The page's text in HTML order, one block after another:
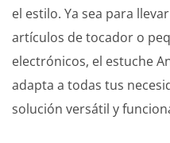
el estilo. Ya sea para
artículos de tocador o
electrónicos, el estuche
adapta a todas tus
solución versátil y